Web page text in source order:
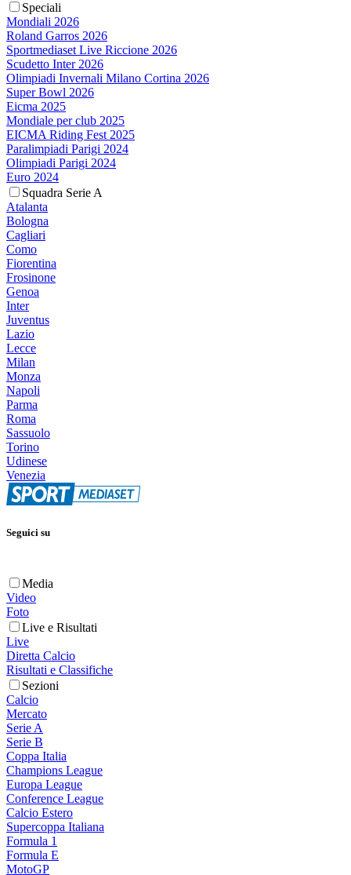
Speciali
Mondiali 2026
Roland Garros 2026
Sportmediaset Live Riccione 2026
Scudetto Inter 2026
Olimpiadi Invernali Milano Cortina 2026
Super Bowl 2026
Eicma 2025
Mondiale per club 2025
EICMA Riding Fest 2025
Paralimpiadi Parigi 2024
Olimpiadi Parigi 2024
Euro 2024
Squadra Serie A
Atalanta
Bologna
Cagliari
Como
Fiorentina
Frosinone
Genoa
Inter
Juventus
Lazio
Lecce
Milan
Monza
Napoli
Parma
Roma
Sassuolo
Torino
Udinese
Venezia
Seguici su
Media
Video
Foto
Live e Risultati
Live
Diretta Calcio
Risultati e Classifiche
Sezioni
Calcio
Mercato
Serie A
Serie B
Coppa Italia
Champions League
Europa League
Conference League
Calcio Estero
Supercoppa Italiana
Formula 1
Formula E
MotoGP